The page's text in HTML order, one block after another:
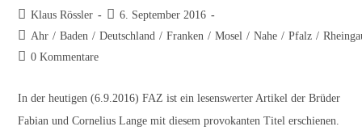
Beitrags-
Autor:
Klaus Rössler
Beitrag
veröffentlicht:
6. September 2016
Beitrags-
Kategorie:
Ahr / Baden / Deutschland / Franken / Mosel / Nahe / Pfalz /
Beitrags-
0 Kommentare
In der heutigen (6.9.2016) FAZ ist ein lesenswerter Artikel der Brüder
Fabian und Cornelius Lange mit diesem provokanten Titel erschienen.